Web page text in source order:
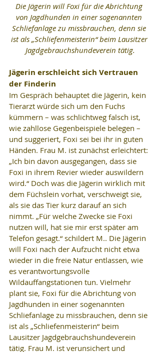
Die Jägerin will Foxi für die Abrichtung
von Jagdhunden in einer sogenannten
Schliefanlage zu missbrauchen, denn sie
ist als „Schliefenmeisterin“ beim Lausitzer
Jagdgebrauchshundeverein tätig.
Jägerin erschleicht sich Vertrauen
der Finderin
Im Gespräch behauptet die Jägerin, kein
Tierarzt würde sich um den Fuchs
kümmern – was schlichtweg falsch ist,
wie zahllose Gegenbeispiele belegen –
und suggeriert, Foxi sei bei ihr in guten
Händen. Frau M. ist zunächst erleichtert:
„Ich bin davon ausgegangen, dass sie
Foxi in ihrem Revier wieder auswildern
wird.“ Doch was die Jägerin wirklich mit
dem Füchslein vorhat, verschweigt sie,
als sie das Tier kurz darauf an sich
nimmt. „Für welche Zwecke sie Foxi
nutzen will, hat sie mir erst später am
Telefon gesagt.“ schildert M.. Die Jägerin
will Foxi nach der Aufzucht nicht etwa
wieder in die freie Natur entlassen, wie
es verantwortungsvolle
Wildauffangstationen tun. Vielmehr
plant sie, Foxi für die Abrichtung von
Jagdhunden in einer sogenannten
Schliefanlage zu missbrauchen, denn sie
ist als „Schliefenmeisterin“ beim
Lausitzer Jagdgebrauchshundeverein
tätig. Frau M. ist verunsichert und